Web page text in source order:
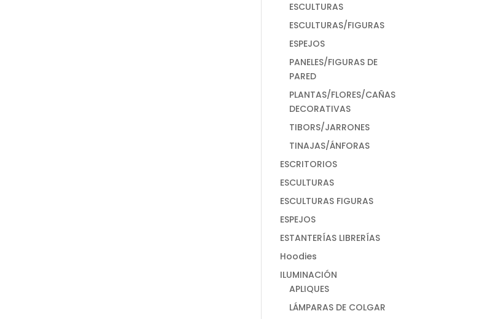
ESCULTURAS
ESCULTURAS/FIGURAS
ESPEJOS
PANELES/FIGURAS DE
PARED
PLANTAS/FLORES/CAÑAS
DECORATIVAS
TIBORS/JARRONES
TINAJAS/ÁNFORAS
ESCRITORIOS
ESCULTURAS
ESCULTURAS FIGURAS
ESPEJOS
ESTANTERÍAS LIBRERÍAS
Hoodies
ILUMINACIÓN
APLIQUES
LÁMPARAS DE COLGAR